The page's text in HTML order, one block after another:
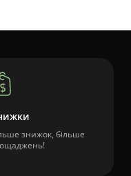
знижок, більше